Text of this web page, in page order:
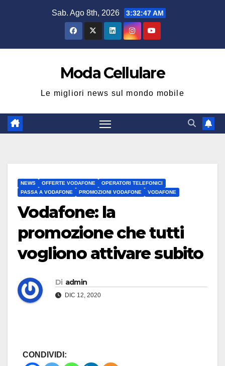
Sab. Ago 8th, 2026 3:32:47 AM
Moda Cellulare
Le migliori news sul mondo mobile
NEWS OFFERTE VODAFONE
OPERATORI TELEFONICI
PASSA A VODAFONE
PROMOZIONI VODAFONE VODAFONE
Vodafone: la
promozione che tutti
vogliono attivare subito
Di admin
DIC 12, 2020
CONDIVIDI: